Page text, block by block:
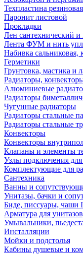
Техпластина резиновая
Паронит листовой
Прокладки
Лен сантехнический и
Лента ФУМ и нить
Набивка сальниковая,
Герметики
Грунтовка, мастика и
Радиаторы,
Алюминиевые
Радиаторы
Чугунные радиаторы
Радиаторы стальные
Радиаторы стальные
Конвекторы
Конвекторы
Клапаны и элементы
Узлы подключения для
Комплектующие для
Сантехника
Ванны и
Унитазы, бачки и
Биде, писсуары, чаши
Арматура для
Умывальники,
Инсталляции
Мойки и подстолья
Кабины душевые и